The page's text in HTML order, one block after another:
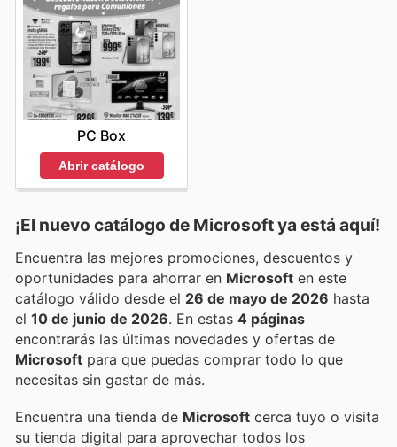
PC Box
Abrir catálogo
¡El nuevo catálogo de Microsoftya está aquí!
Encuentra las mejores promociones, descuentos y
oportunidades para ahorrar en Microsoft en este
catálogo válido desde el 26 de mayo de 2026 hasta
el 10 de junio de 2026 . En estas 4 páginas
encontrarás las últimas novedades y ofertas de
Microsoft para que puedas comprar todo lo que
necesitas sin gastar de más.
Encuentra una tienda de Microsoft cerca tuyo o visita
su tienda digital para aprovechar todos los